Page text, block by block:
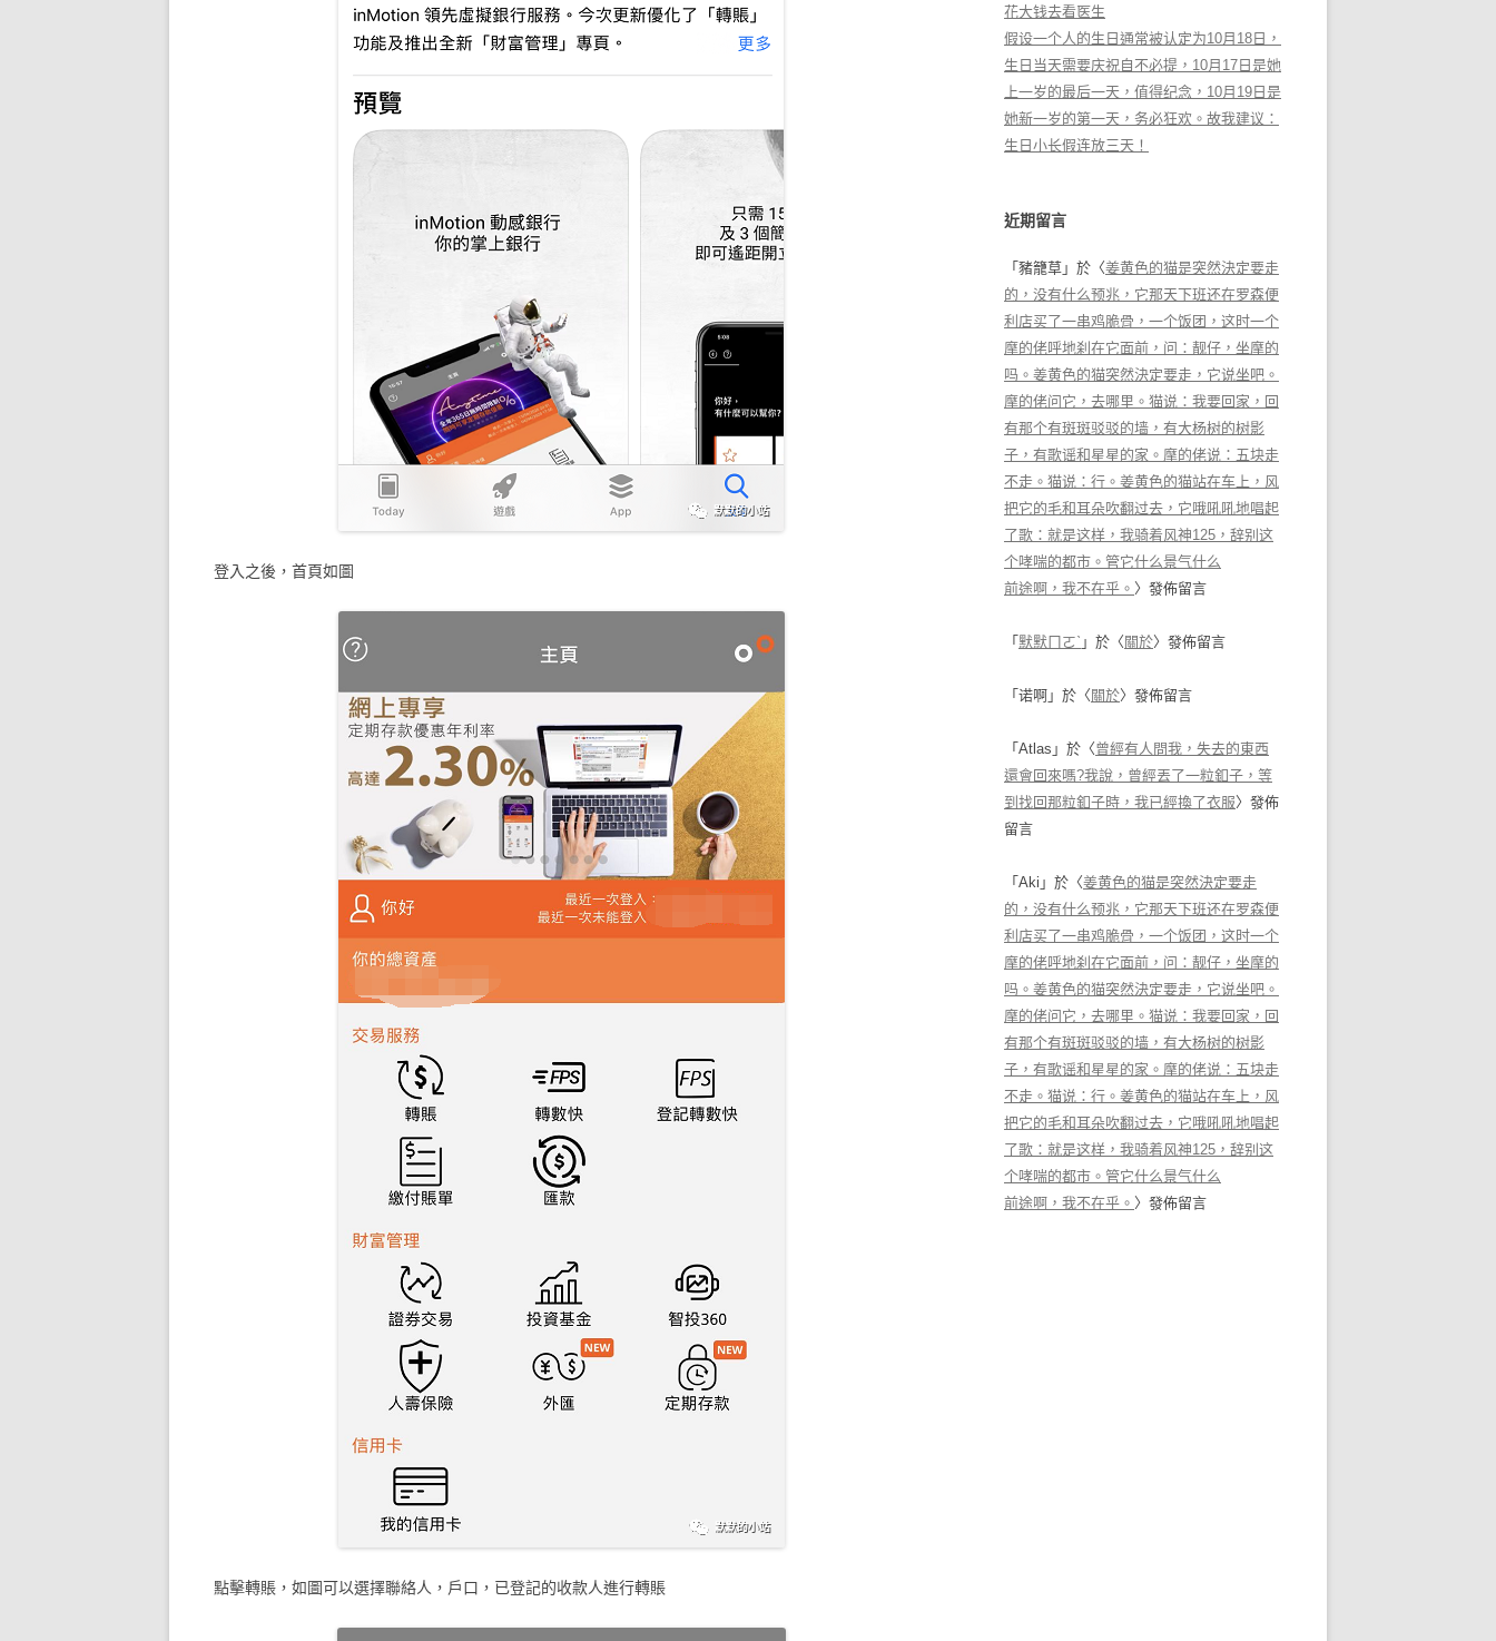
登入之後，首頁如圖
點擊轉賬，如圖可以選擇聯絡人，戶口，已登記的收款人進行轉賬
花大钱去看医生
假设一个人的生日通常被认定为10月18日，
生日当天需要庆祝自不必提，10月17日是她
上一岁的最后一天，值得纪念，10月19日是
她新一岁的第一天，务必狂欢。故我建议：
生日小长假连放三天！
近期留言
「 豬籠草 」於〈姜黄色的猫是突然決定要走
的，没有什么预兆，它那天下班还在罗森便
利店买了一串鸡脆骨，一个饭团，这时一个
摩的佬呼地刹在它面前，问：靓仔，坐摩的
吗。姜黄色的猫突然決定要走，它说坐吧。
摩的佬问它，去哪里。猫说：我要回家，回
有那个有斑斑驳驳的墙，有大杨树的树影
子，有歌谣和星星的家。摩的佬说：五块走
不走。猫说：行。姜黄色的猫站在车上，风
把它的毛和耳朵吹翻过去，它哦吼吼地唱起
了歌：就是这样，我骑着风神125，辞别这
个哮喘的都市。管它什么景气什么
前途啊，我不在乎。 〉發佈留言
「 默默ㄇㄛˋ 」於〈 關於〉發佈留言
「 诺啊 」於〈 關於〉發佈留言
「 Atlas 」於〈曾經有人問我，失去的東西
還會回來嗎?我說，曾經丟了一粒釦子，等
到找回那粒釦子時，我已經換了衣服〉發佈
留言
「 Aki 」於〈姜黄色的猫是突然決定要走
的，没有什么预兆，它那天下班还在罗森便
利店买了一串鸡脆骨，一个饭团，这时一个
摩的佬呼地刹在它面前，问：靓仔，坐摩的
吗。姜黄色的猫突然決定要走，它说坐吧。
摩的佬问它，去哪里。猫说：我要回家，回
有那个有斑斑驳驳的墙，有大杨树的树影
子，有歌谣和星星的家。摩的佬说：五块走
不走。猫说：行。姜黄色的猫站在车上，风
把它的毛和耳朵吹翻过去，它哦吼吼地唱起
了歌：就是这样，我骑着风神125，辞别这
个哮喘的都市。管它什么景气什么
前途啊，我不在乎。 〉發佈留言